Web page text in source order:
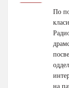
По
на